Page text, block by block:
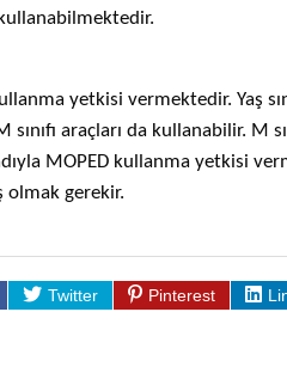
kullanabilmektedir.
yetkisi vermektedir. Yaş
araçları da kullanabilir. M
MOPED kullanma yetkisi
olmak gerekir.
Twitter Pinterest